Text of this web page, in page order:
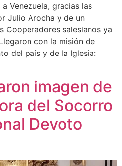
Venezuela, gracias las
Julio Arocha y de un
Cooperadores salesianos ya
con la misión de
del país y de la Iglesia:
imagen de
del Socorro
Devoto